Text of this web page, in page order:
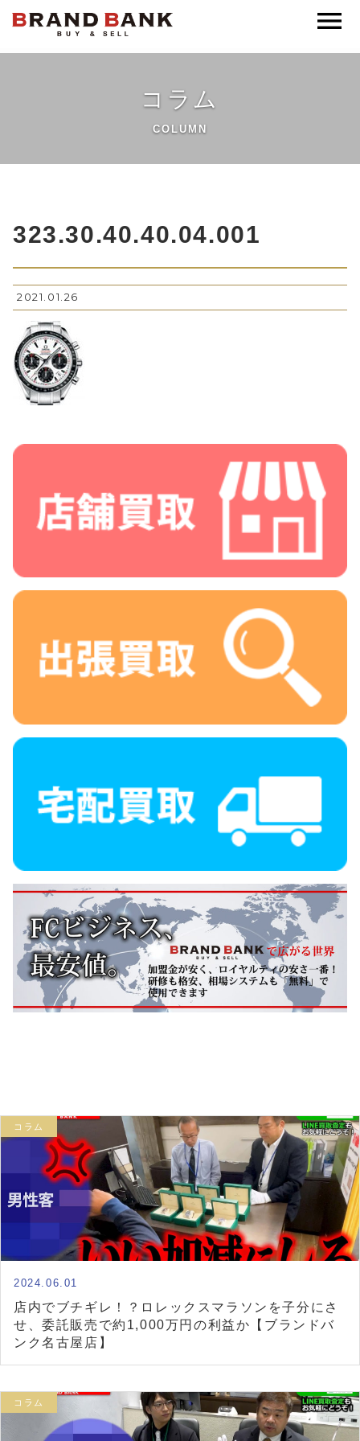
ブランドバンク公式
コラム
COLUMN
323.30.40.40.04.001
2021.01.26
コラム
2024.06.01
店内でブチギレ！？ロレックスマラソンを子分にさ
せ、委託販売で約1,000万円の利益か【ブランドバ
ンク名古屋店】
コラム